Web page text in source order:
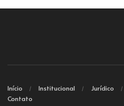
Início Institucional Jurídico
Contato